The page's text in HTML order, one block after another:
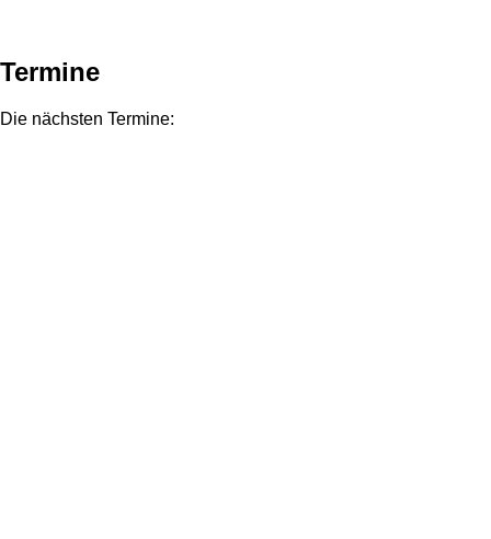
Termine
Die nächsten Termine: